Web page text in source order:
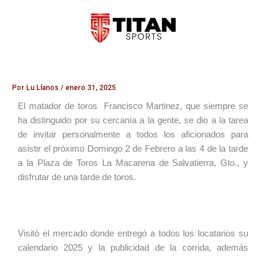
Por Lu Llanos / enero 31, 2025
El matador de toros Francisco Martinez, que siempre se
ha distinguido por su cercanía a la gente, se dio a la tarea
de invitar personalmente a todos los aficionados para
asistir el próximo Domingo 2 de Febrero a las 4 de la tarde
a la Plaza de Toros La Macarena de Salvatierra, Gto., y
disfrutar de una tarde de toros.
Visitó el mercado donde entregó a todos los locatarios su
calendario 2025 y la publicidad de la corrida, además